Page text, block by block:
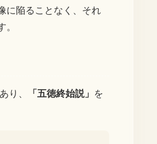
に陥ることなく、それ
り、 「五徳終始説」
を